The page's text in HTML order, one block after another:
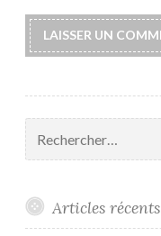
Articles récents